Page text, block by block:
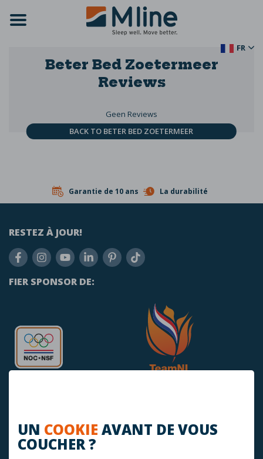
FR
UN COOKIE AVANT DE VOUS
COUCHER ?
Beter Bed Zoetermeer
Reviews
Geen Reviews
BACK TO BETER BED ZOETERMEER
Garantie de 10 ans La durabilité
RESTEZ À JOUR!
FIER SPONSOR DE:
AVEZ-VOUS DES QUESTIONS?